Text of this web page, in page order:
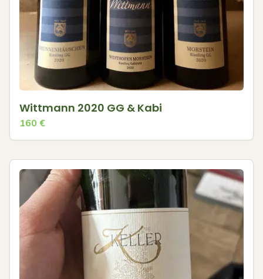
Wittmann 2020 GG & Kabi
160 €